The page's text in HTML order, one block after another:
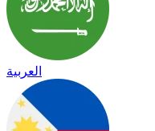
العربية